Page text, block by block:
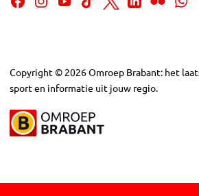
Copyright © 2026Omroep Brabant: het
sport en informatie uit jouw regio.